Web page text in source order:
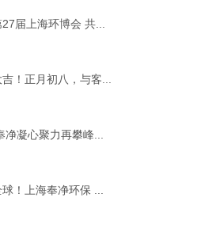
届上海环博会 共...
！正月初八，与客...
净凝心聚力再攀峰...
！上海奉净环保 ...